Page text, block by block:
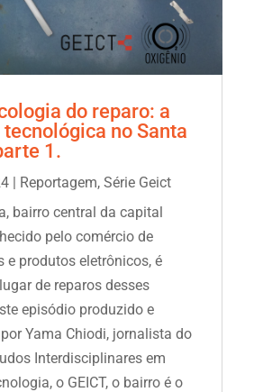
do reparo: a
no Santa
1.
| Reportagem, Série Geict
bairro central da capital
pelo comércio de
e produtos eletrônicos, é
de reparos desses
episódio produzido e
Yama Chiodi, jornalista do
Interdisciplinares em
o GEICT, o bairro é o